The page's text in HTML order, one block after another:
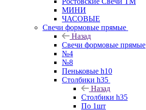
МИНИ
ЧАСОВЫЕ
Свечи формовые прямые
Назад
Свечи формовые прямые
№4
№8
Пеньковые h10
Столбики h35
Назад
Столбики h35
По 1шт